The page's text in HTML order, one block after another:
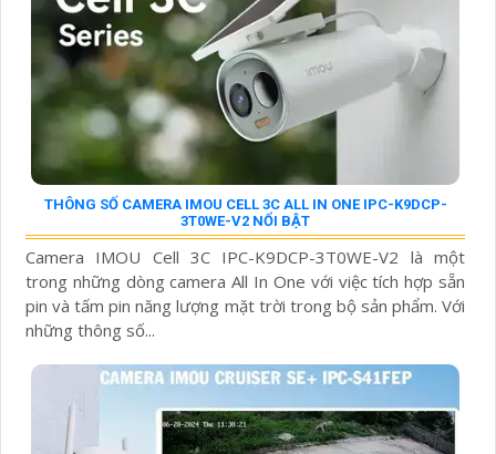
THÔNG SỐ CAMERA IMOU CELL 3C ALL IN ONE IPC-K9DCP-
3T0WE-V2 NỔI BẬT
Camera IMOU Cell 3C IPC-K9DCP-3T0WE-V2 là một
trong những dòng camera All In One với việc tích hợp sẵn
pin và tấm pin năng lượng mặt trời trong bộ sản phẩm. Với
những thông số...